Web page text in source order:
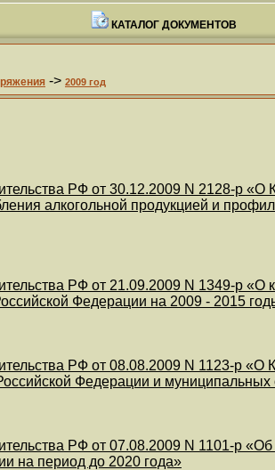
КАТАЛОГ ДОКУМЕНТОВ
-> 2009 год
РФ от 30.12.2009 N 2128-р «О
алкогольной продукцией и
РФ от 21.09.2009 N 1349-р
Федерации на 2009 - 2015
РФ от 08.08.2009 N 1123-р
Федерации и
РФ от 07.08.2009 N 1101-р
на период до 2020 года»